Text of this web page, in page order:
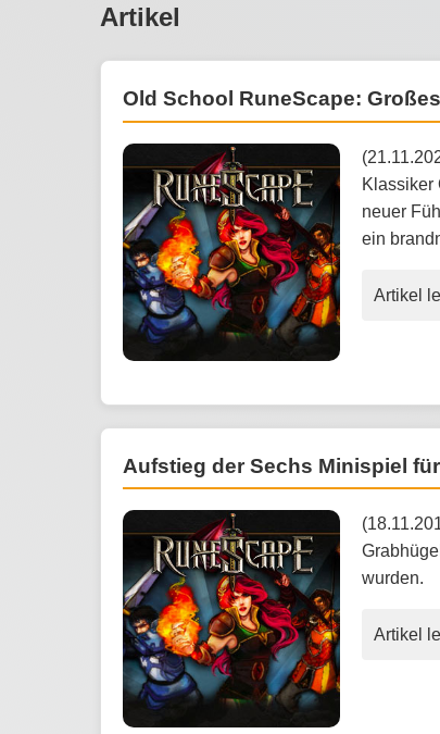
Artikel
Old School RuneScape:
Klassiker
neuer
ein
Artikel
Aufstieg der Sechs Minispiel
wurden.
Artikel